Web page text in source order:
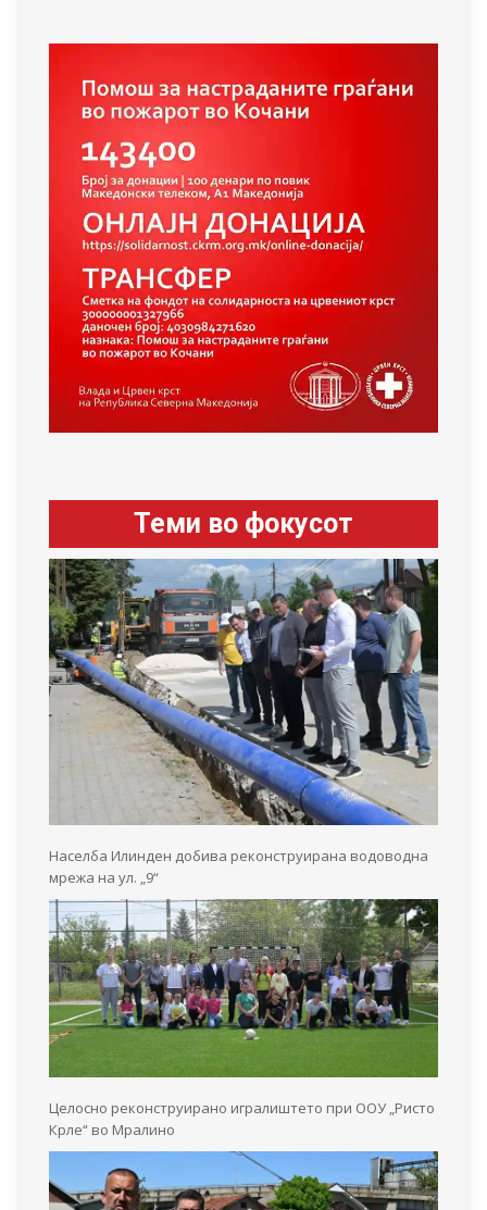
Теми во фокусот
Населба Илинден добива реконструирана водоводна
мрежа на ул. „9“
Целосно реконструирано игралиштето при ООУ „Ристо
Крле“ во Мралино